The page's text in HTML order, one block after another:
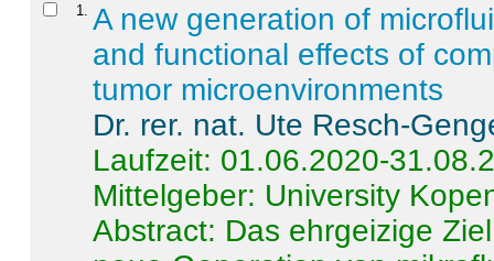
1
A new generation of
and functional effects of
tumor microenvironments
Dr. rer. nat. Ute Resch-
Laufzeit: 01.06.2020-
Mittelgeber: University
Abstract: Das ehrgeizige